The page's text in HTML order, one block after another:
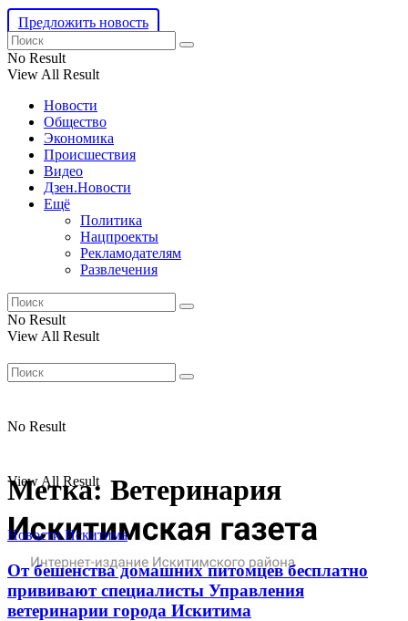
Предложить новость
No Result
View All Result
Новости
Общество
Экономика
Происшествия
Видео
Дзен.Новости
Ещё
Политика
Нацпроекты
Рекламодателям
Развлечения
No Result
View All Result
No Result
View All Result
Метка: Ветеринария
Новости Искитима
От бешенства домашних питомцев бесплатно
прививают специалисты Управления
ветеринарии города Искитима